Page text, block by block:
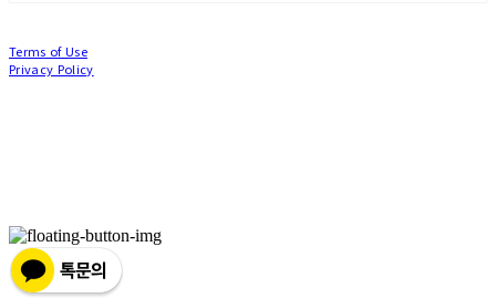
Terms of Use
Privacy Policy